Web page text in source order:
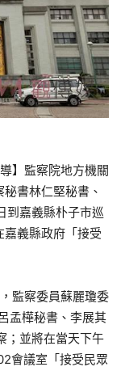
】監察院地方機關
書林仁堅秘書、
到嘉義縣朴子市巡
義縣政府「接受
監察委員蘇麗瓊委
孟樺秘書、李展其
；並將在當天下午
會議室「接受民眾